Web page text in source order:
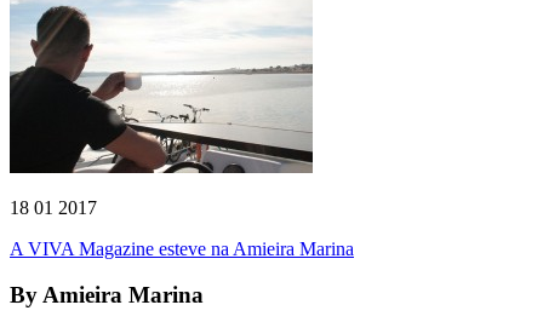
18 01 2017
A VIVA Magazine esteve na Amieira Marina
ByAmieira Marina